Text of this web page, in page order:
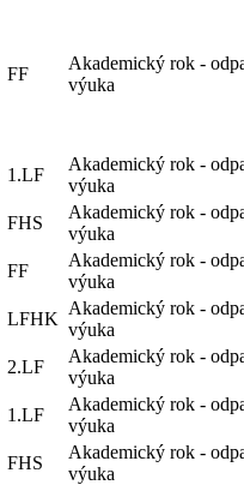
FF
Akademický rok -
výuka
1.LF
Akademický rok -
výuka
FHS
Akademický rok -
výuka
FF
Akademický rok -
výuka
LFHK
Akademický rok -
výuka
2.LF
Akademický rok -
výuka
1.LF
Akademický rok -
výuka
FHS
Akademický rok -
výuka